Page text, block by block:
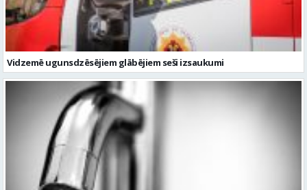
Vidzemē ugunsdzēsējiem glābējiem seši izsaukumi